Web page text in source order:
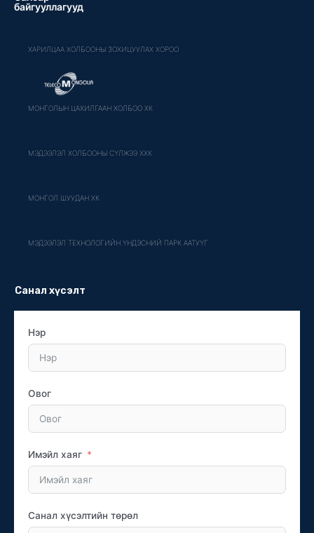
байгууллагууд
ХАРИЛЦАА ХОЛБООНЫ ЗОХИЦУУЛАХ ХОРОО
МОНГОЛЫН ЦАХИЛГААН ХОЛБОО ХК
МЭДЭЭЛЭЛ ХОЛБООНЫ СҮЛЖЭЭ ХХК
МОНГОЛ ШУУДАН ХК
МЭДЭЭЛЭЛ ТЕХНОЛОГИЙН ҮНДЭСНИЙ ПАРК ААТУҮГ
Санал хүсэлт
Нэр
Овог
Имэйл хаяг
Санал хүсэлтийн төрөл